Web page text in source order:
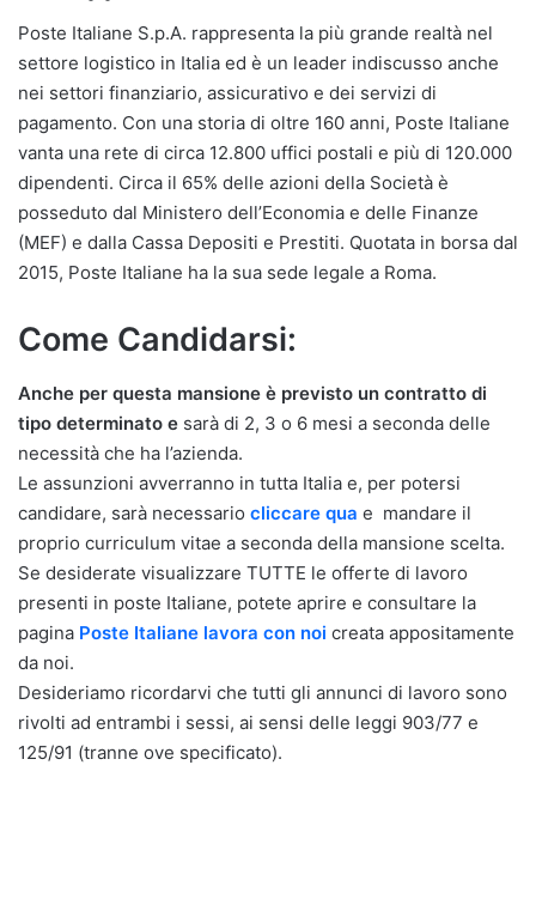
Poste Italiane S.p.A. rappresenta la più grande realtà nel
settore logistico in Italia ed è un leader indiscusso anche
nei settori finanziario, assicurativo e dei servizi di
pagamento. Con una storia di oltre 160 anni, Poste Italiane
vanta una rete di circa 12.800 uffici postali e più di 120.000
dipendenti. Circa il 65% delle azioni della Società è
posseduto dal Ministero dell’Economia e delle Finanze
(MEF) e dalla Cassa Depositi e Prestiti. Quotata in borsa dal
2015, Poste Italiane ha la sua sede legale a Roma.
Come Candidarsi:
Anche per questa mansione è previsto un contratto di
tipo determinato e sarà di 2, 3 o 6 mesi a seconda delle
necessità che ha l’azienda.
Le assunzioni avverranno in tutta Italia e, per potersi
candidare, sarà necessario cliccare qua e mandare il
proprio curriculum vitae a seconda della mansione scelta.
Se desiderate visualizzare TUTTE le offerte di lavoro
presenti in poste Italiane, potete aprire e consultare la
pagina Poste Italiane lavora con noi creata appositamente
da noi.
Desideriamo ricordarvi che tutti gli annunci di lavoro sono
rivolti ad entrambi i sessi, ai sensi delle leggi 903/77 e
125/91 (tranne ove specificato).